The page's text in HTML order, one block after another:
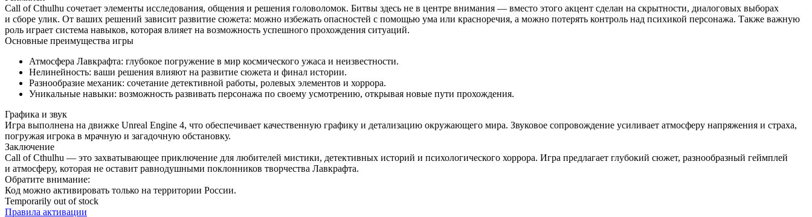
Call of Cthulhu сочетает элементы исследования, общения и решения головоломок. Битвы здесь не в центре внимания — вместо этого акцент сделан на скрытности, диалоговых выборах
и сборе улик. От ваших решений зависит развитие сюжета: можно избежать опасностей с помощью ума или красноречия, а можно потерять контроль над психикой персонажа. Также важную
роль играет система навыков, которая влияет на возможность успешного прохождения ситуаций.
Основные преимущества игры
Атмосфера Лавкрафта: глубокое погружение в мир космического ужаса и неизвестности.
Нелинейность: ваши решения влияют на развитие сюжета и финал истории.
Разнообразие механик: сочетание детективной работы, ролевых элементов и хоррора.
Уникальные навыки: возможность развивать персонажа по своему усмотрению, открывая новые пути прохождения.
Графика и звук
Игра выполнена на движке Unreal Engine 4, что обеспечивает качественную графику и детализацию окружающего мира. Звуковое сопровождение усиливает атмосферу напряжения и страха,
погружая игрока в мрачную и загадочную обстановку.
Заключение
Call of Cthulhu — это захватывающее приключение для любителей мистики, детективных историй и психологического хоррора. Игра предлагает глубокий сюжет, разнообразный геймплей
и атмосферу, которая не оставит равнодушными поклонников творчества Лавкрафта.
Обратите внимание:
Код можно активировать только на территории России.
Temporarily out of stock
Правила активации